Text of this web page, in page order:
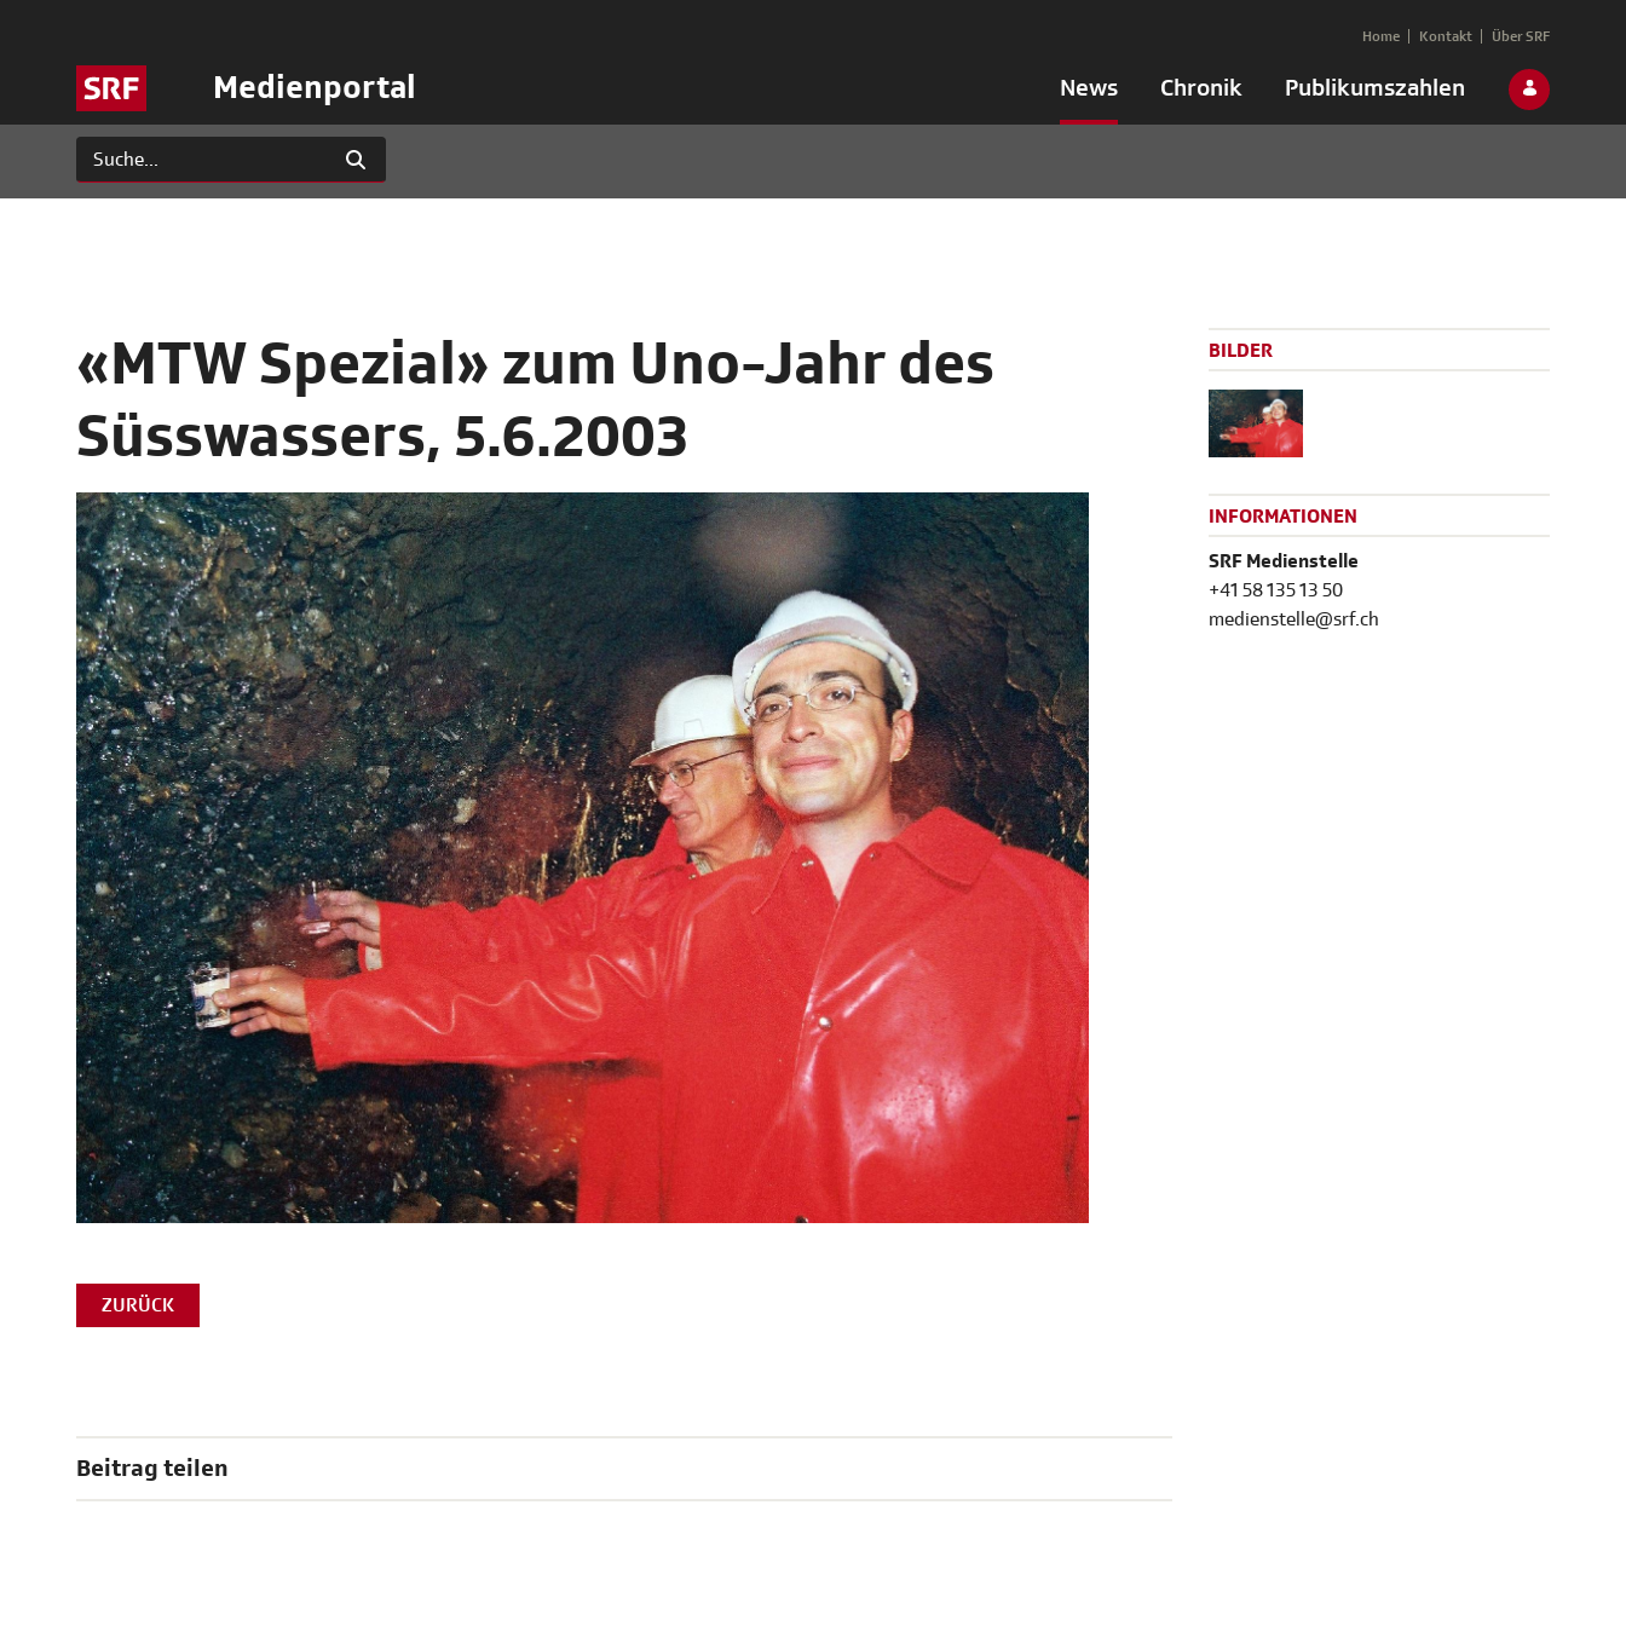
Medienportal News Chronik Publikumszahlen
Home Kontakt Über SRF
«MTW Spezial» zum Uno-Jahr des
Süsswassers, 5.6.2003
ZURÜCK
Beitrag teilen
BILDER
INFORMATIONEN
SRF Medienstelle
+41 58 135 13 50
medienstelle@srf.ch